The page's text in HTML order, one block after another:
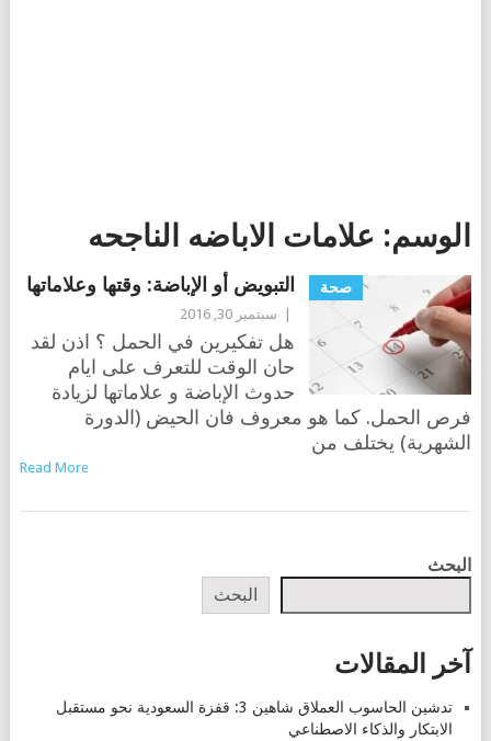
الوسم: علامات الاباضه الناجحه
صحة التبويض أو الإباضة: وقتها وعلاماتها
سبتمبر 30, 2016
هل تفكيرين في الحمل ؟ اذن لقد
حان الوقت للتعرف على ايام
حدوث الإباضة و علاماتها لزيادة
فرص الحمل. كما هو معروف فان الحيض (الدورة
الشهرية) يختلف من
Read More
POSTS
البحث
البحث
آخر المقالات
تدشين الحاسوب العملاق شاهين 3: قفزة السعودية نحو مستقبل
الابتكار والذكاء الاصطناعي